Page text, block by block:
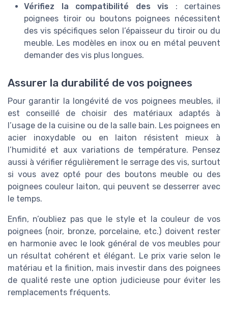
Vérifiez la compatibilité des vis : certaines
poignees tiroir ou boutons poignees nécessitent
des vis spécifiques selon l’épaisseur du tiroir ou du
meuble. Les modèles en inox ou en métal peuvent
demander des vis plus longues.
Assurer la durabilité de vos poignees
Pour garantir la longévité de vos poignees meubles, il
est conseillé de choisir des matériaux adaptés à
l’usage de la cuisine ou de la salle bain. Les poignees en
acier inoxydable ou en laiton résistent mieux à
l’humidité et aux variations de température. Pensez
aussi à vérifier régulièrement le serrage des vis, surtout
si vous avez opté pour des boutons meuble ou des
poignees couleur laiton, qui peuvent se desserrer avec
le temps.
Enfin, n’oubliez pas que le style et la couleur de vos
poignees (noir, bronze, porcelaine, etc.) doivent rester
en harmonie avec le look général de vos meubles pour
un résultat cohérent et élégant. Le prix varie selon le
matériau et la finition, mais investir dans des poignees
de qualité reste une option judicieuse pour éviter les
remplacements fréquents.